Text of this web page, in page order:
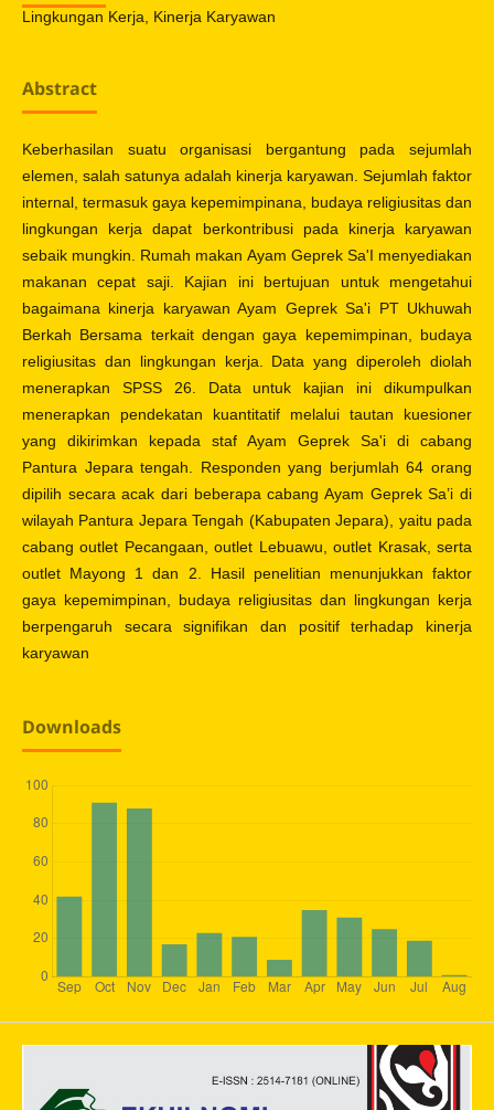
Lingkungan Kerja, Kinerja Karyawan
Abstract
Keberhasilan suatu organisasi bergantung pada sejumlah
elemen, salah satunya adalah kinerja karyawan. Sejumlah faktor
internal, termasuk gaya kepemimpinana, budaya religiusitas dan
lingkungan kerja dapat berkontribusi pada kinerja karyawan
sebaik mungkin. Rumah makan Ayam Geprek Sa'I menyediakan
makanan cepat saji. Kajian ini bertujuan untuk mengetahui
bagaimana kinerja karyawan Ayam Geprek Sa'i PT Ukhuwah
Berkah Bersama terkait dengan gaya kepemimpinan, budaya
religiusitas dan lingkungan kerja. Data yang diperoleh diolah
menerapkan SPSS 26. Data untuk kajian ini dikumpulkan
menerapkan pendekatan kuantitatif melalui tautan kuesioner
yang dikirimkan kepada staf Ayam Geprek Sa'i di cabang
Pantura Jepara tengah. Responden yang berjumlah 64 orang
dipilih secara acak dari beberapa cabang Ayam Geprek Sa’i di
wilayah Pantura Jepara Tengah (Kabupaten Jepara), yaitu pada
cabang outlet Pecangaan, outlet Lebuawu, outlet Krasak, serta
outlet Mayong 1 dan 2. Hasil penelitian menunjukkan faktor
gaya kepemimpinan, budaya religiusitas dan lingkungan kerja
berpengaruh secara signifikan dan positif terhadap kinerja
karyawan
Downloads